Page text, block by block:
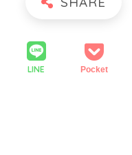
LINE Pocket